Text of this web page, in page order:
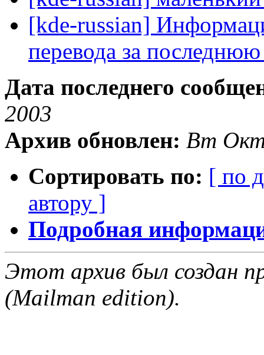
[kde-russian]
перевода за
Дата последнего
2003
Архив обновлен: Вт Окт
Сортировать по: [ по
автору ]
Подробная
Этот архив был создан
(Mailman edition).